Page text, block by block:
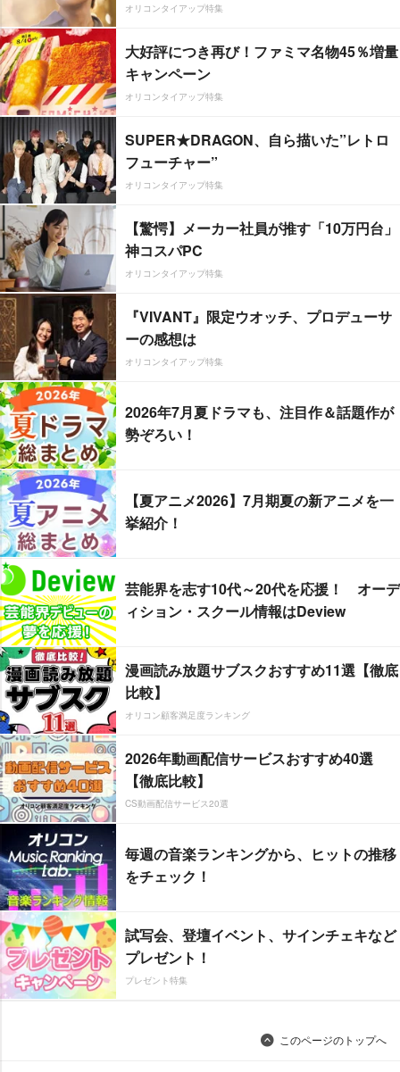
オリコンタイアップ特集
大好評につき再び！ファミマ名物45％増量
キャンペーン
オリコンタイアップ特集
SUPER★DRAGON、自ら描いた”レトロ
フューチャー”
オリコンタイアップ特集
【驚愕】メーカー社員が推す「10万円台」
神コスパPC
オリコンタイアップ特集
『VIVANT』限定ウオッチ、プロデューサ
ーの感想は
オリコンタイアップ特集
2026年7月夏ドラマも、注目作＆話題作が
勢ぞろい！
【夏アニメ2026】7月期夏の新アニメを一
挙紹介！
芸能界を志す10代～20代を応援！ オーデ
ィション・スクール情報はDeview
漫画読み放題サブスクおすすめ11選【徹底
比較】
オリコン顧客満足度ランキング
2026年動画配信サービスおすすめ40選
【徹底比較】
CS動画配信サービス20選
毎週の音楽ランキングから、ヒットの推移
をチェック！
試写会、登壇イベント、サインチェキなど
プレゼント！
プレゼント特集
このページのトップへ